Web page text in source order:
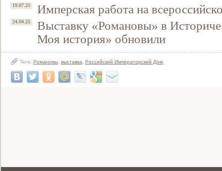
19.07.25 Имперская работа на
24.04.25
Выставку «Романовы» в
Моя история» обновили
Теги: Романовы выставка Российский Императорский Дом